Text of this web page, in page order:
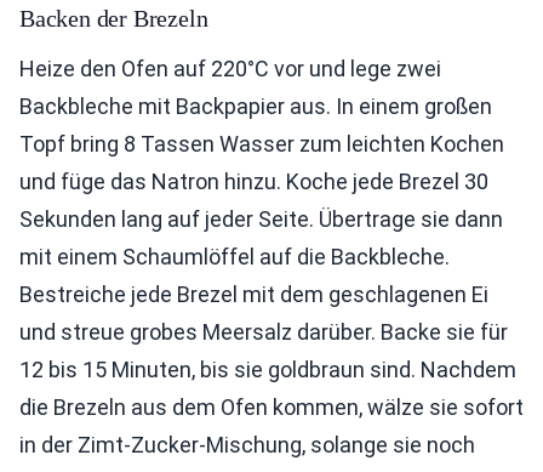
Backen der Brezeln
Heize den Ofen auf 220°C vor und lege zwei
Backbleche mit Backpapier aus. In einem großen
Topf bring 8 Tassen Wasser zum leichten Kochen
und füge das Natron hinzu. Koche jede Brezel 30
Sekunden lang auf jeder Seite. Übertrage sie dann
mit einem Schaumlöffel auf die Backbleche.
Bestreiche jede Brezel mit dem geschlagenen Ei
und streue grobes Meersalz darüber. Backe sie für
12 bis 15 Minuten, bis sie goldbraun sind. Nachdem
die Brezeln aus dem Ofen kommen, wälze sie sofort
in der Zimt-Zucker-Mischung, solange sie noch